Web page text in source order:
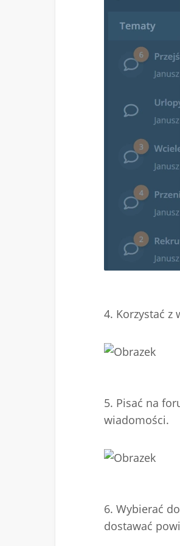
4. Korzystać z
5. Pisać na
wiadomości.
6. Wybierać
dostawać